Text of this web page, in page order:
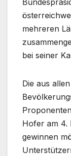
mehreren
bei seiner
Die aus
Hofer am 4.
gewinnen